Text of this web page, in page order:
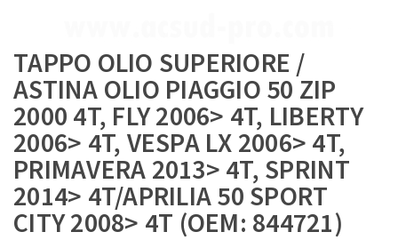
TAPPO OLIO SUPERIORE /
ASTINA OLIO PIAGGIO 50 ZIP
2000 4T, FLY 2006> 4T, LIBERTY
2006> 4T, VESPA LX 2006> 4T,
PRIMAVERA 2013> 4T, SPRINT
2014> 4T/APRILIA 50 SPORT
CITY 2008> 4T (OEM: 844721)